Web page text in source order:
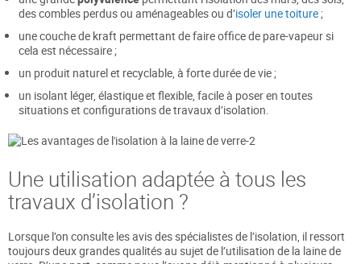
des combles perdus ou aménageables ou d’isoler une toiture ;
une couche de kraft permettant de faire office de pare-vapeur si
cela est nécessaire ;
un produit naturel et recyclable, à forte durée de vie ;
un isolant léger, élastique et flexible, facile à poser en toutes
situations et configurations de travaux d’isolation.
Une utilisation adaptée à tous les
travaux d’isolation ?
Lorsque l’on consulte les avis des spécialistes de l’isolation, il ressort
toujours deux grandes qualités au sujet de l’utilisation de la laine de